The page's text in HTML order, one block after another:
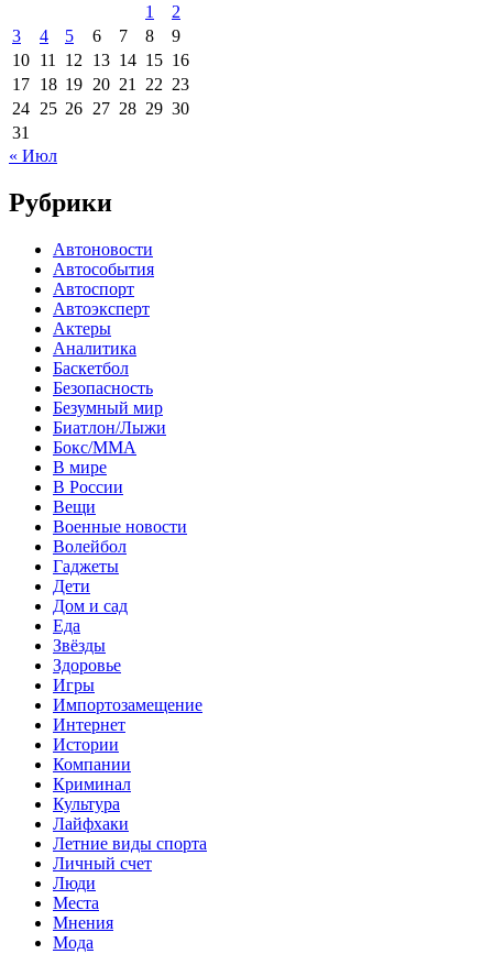
1
2
3
4 5 6 7 8
9
10 11 12 13 14 15 16
17 18 19 20 21 22 23
24 25 26 27 28 29 30
31
« Июл
Рубрики
Автоновости
Автособытия
Автоспорт
Автоэксперт
Актеры
Аналитика
Баскетбол
Безопасность
Безумный мир
Биатлон/Лыжи
Бокс/MMA
В мире
В России
Вещи
Военные новости
Волейбол
Гаджеты
Дети
Дом и сад
Еда
Звёзды
Здоровье
Игры
Импортозамещение
Интернет
Истории
Компании
Криминал
Культура
Лайфхаки
Летние виды спорта
Личный счет
Люди
Места
Мнения
Мода